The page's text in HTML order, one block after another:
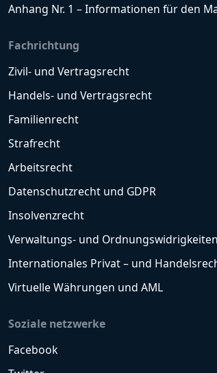
Anhang Nr. 1 – Informationen für den
Fachrichtung
Zivil- und Vertragsrecht
Handels- und Vertragsrecht
Familienrecht
Strafrecht
Arbeitsrecht
Datenschutzrecht und GDPR
Insolvenzrecht
Verwaltungs- und
Internationales Privat – und
Virtuelle Währungen und AML
Soziale netzwerke
Facebook